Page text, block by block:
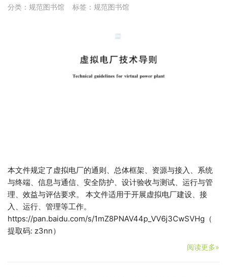
分类： 规范图书馆 标签： 规范图书馆
本文件规定了虚拟电厂的通则、总体框架、资源与接入、系统
与终端、信息与通信、安全防护、设计验收与测试、运行与管
理、效益与评估要求。 本文件适用于开展虚拟电厂建设、接
入、运行、管理等工作。
https://pan.baidu.com/s/1mZ8PNAV44p_VV6j3CwSVHg（
提取码: z3nn）
阅读更多»